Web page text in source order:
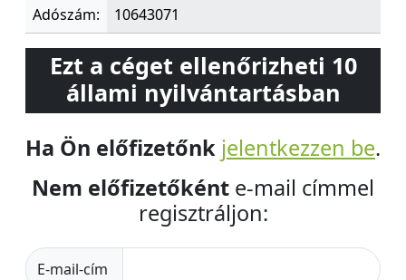
Adószám:
10643071
Ezt a céget ellenőrizheti 10
állami nyilvántartásban
Ha Ön előfizetőnk jelentkezzen be.
Nem előfizetőként e-mail címmel
regisztráljon:
E-mail-cím